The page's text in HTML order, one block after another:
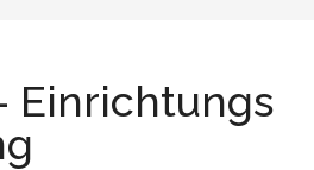
Einrichtungs